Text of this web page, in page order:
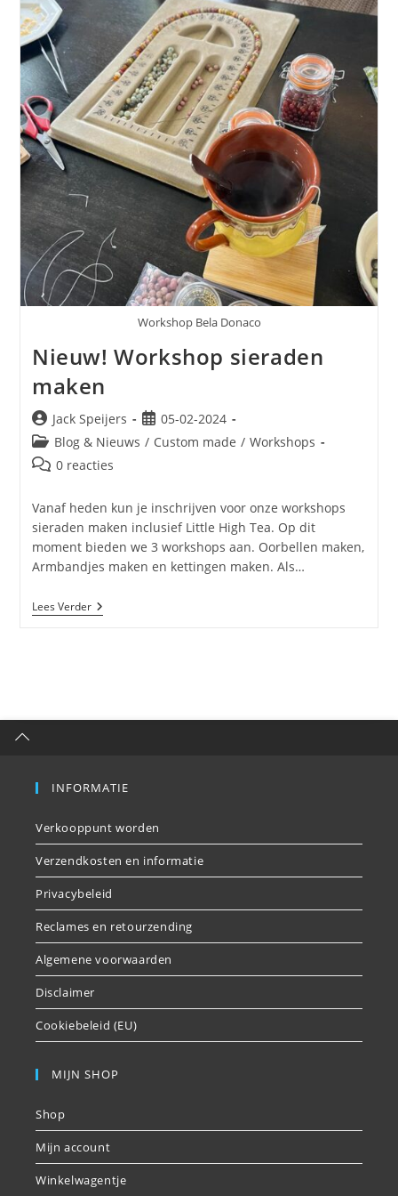
Workshop Bela Donaco
Nieuw! Workshop sieraden
maken
Jack Speijers
05-02-2024
Blog & Nieuws / Custom made / Workshops
0 reacties
Vanaf heden kun je inschrijven voor onze workshops
sieraden maken inclusief Little High Tea. Op dit
moment bieden we 3 workshops aan. Oorbellen maken,
Armbandjes maken en kettingen maken. Als…
Lees Verder
INFORMATIE
Verkooppunt worden
Verzendkosten en informatie
Privacybeleid
Reclames en retourzending
Algemene voorwaarden
Disclaimer
Cookiebeleid (EU)
MIJN SHOP
Shop
Mijn account
Winkelwagentje